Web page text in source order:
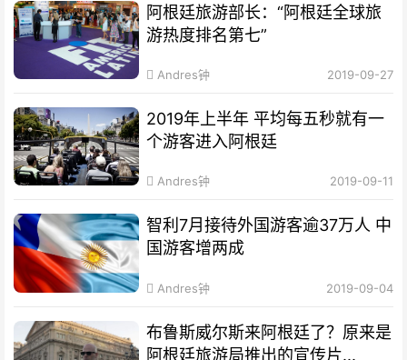
阿根廷旅游部长：“阿根廷全球旅
游热度排名第七”
Andres钟 2019-09-27
2019年上半年 平均每五秒就有一
个游客进入阿根廷
Andres钟 2019-09-11
智利7月接待外国游客逾37万人 中
国游客增两成
Andres钟 2019-09-04
布鲁斯威尔斯来阿根廷了？原来是
阿根廷旅游局推出的宣传片...